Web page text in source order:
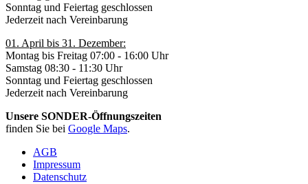
Sonntag und Feiertag geschlossen
Jederzeit nach Vereinbarung
01. April bis 31. Dezember:
Montag bis Freitag 07:00 - 16:00 Uhr
Samstag 08:30 - 11:30 Uhr
Sonntag und Feiertag geschlossen
Jederzeit nach Vereinbarung
Unsere SONDER-Öffnungszeiten
finden Sie bei Google Maps.
AGB
Impressum
Datenschutz